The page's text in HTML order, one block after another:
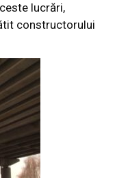
lucrări,
constructorului